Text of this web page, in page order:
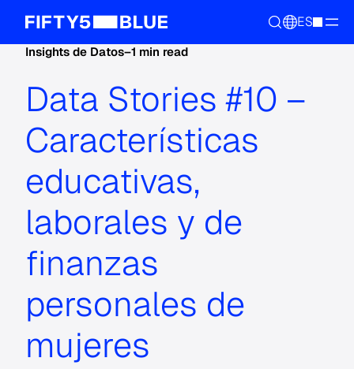
ES
Insights de Datos–1 min read
Data Stories #10 –
Características
educativas,
laborales y de
finanzas
personales de
mujeres